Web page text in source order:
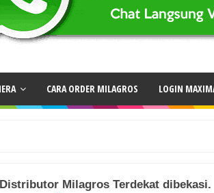
CARA ORDER MILAGROS LOGIN
Distributor Milagros Terdekat dibekasi.